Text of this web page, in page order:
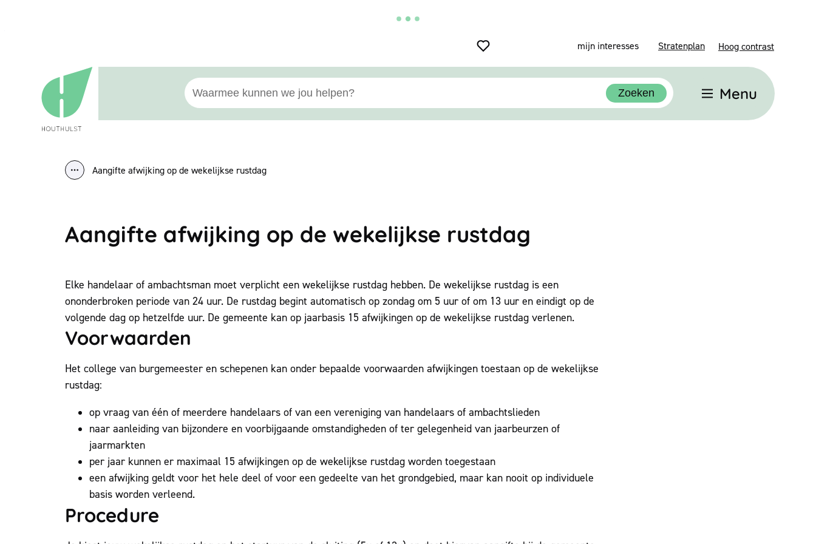
mijn interesses Stratenplan Hoog contrast
Houthulst
Waarmee kunnen we jou helpen?
Zoeken Menu
Toon alle broodkruimel items
Aangifte afwijking op de wekelijkse rustdag
Aangifte afwijking op de wekelijkse rustdag
Elke handelaar of ambachtsman moet verplicht een wekelijkse rustdag hebben. De wekelijkse rustdag is een
ononderbroken periode van 24 uur. De rustdag begint automatisch op zondag om 5 uur of om 13 uur en eindigt op de
volgende dag op hetzelfde uur. De gemeente kan op jaarbasis 15 afwijkingen op de wekelijkse rustdag verlenen.
Voorwaarden
Het college van burgemeester en schepenen kan onder bepaalde voorwaarden afwijkingen toestaan op de wekelijkse
rustdag:
op vraag van één of meerdere handelaars of van een vereniging van handelaars of ambachtslieden
naar aanleiding van bijzondere en voorbijgaande omstandigheden of ter gelegenheid van jaarbeurzen of
jaarmarkten
per jaar kunnen er maximaal 15 afwijkingen op de wekelijkse rustdag worden toegestaan
een afwijking geldt voor het hele deel of voor een gedeelte van het grondgebied, maar kan nooit op individuele
basis worden verleend.
Procedure